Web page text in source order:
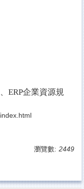
ERP企業資源規
瀏覽數: 2449